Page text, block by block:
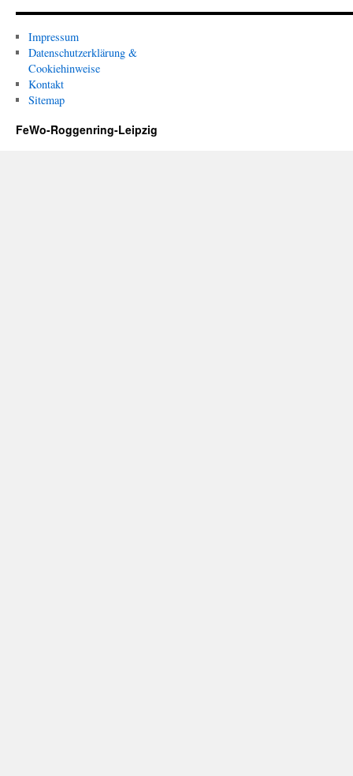
Impressum
Datenschutzerklärung &
Cookiehinweise
Kontakt
Sitemap
FeWo-Roggenring-Leipzig